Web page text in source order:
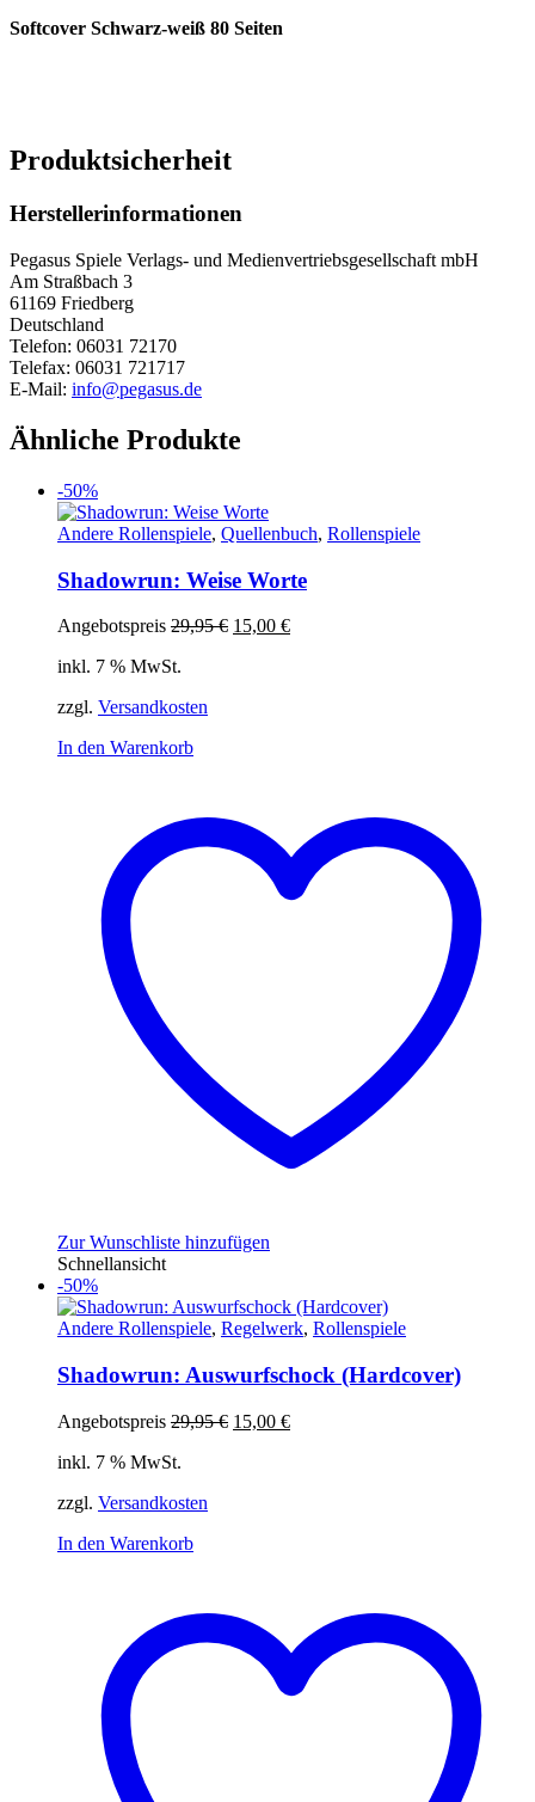
Softcover Schwarz-weiß 80 Seiten
Produktsicherheit
Herstellerinformationen
Pegasus Spiele Verlags- und Medienvertriebsgesellschaft mbH
Am Straßbach 3
61169 Friedberg
Deutschland
Telefon: 06031 72170
Telefax: 06031 721717
E-Mail: info@pegasus.de
Ähnliche Produkte
-50%
Andere Rollenspiele, Quellenbuch, Rollenspiele
Shadowrun: Weise Worte
Angebotspreis 29,95€ Ursprünglicher
15,00 €Aktueller
inkl. 7 % MwSt.
zzgl. Versandkosten
In den Warenkorb
Zur Wunschliste hinzufügen
Schnellansicht
-50%
Andere Rollenspiele, Regelwerk, Rollenspiele
Shadowrun: Auswurfschock (Hardcover)
Angebotspreis 29,95€ Ursprünglicher
15,00 €Aktueller
inkl. 7 % MwSt.
zzgl. Versandkosten
In den Warenkorb